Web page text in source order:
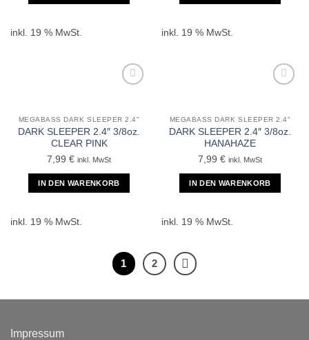
inkl. 19 % MwSt. inkl. 19 % MwSt.
MEGABASS DARK SLEEPER 2.4"
DARK SLEEPER 2.4″ 3/8oz.
CLEAR PINK
7,99 € inkl. MwSt
IN DEN WARENKORB
inkl. 19 % MwSt.
MEGABASS DARK SLEEPER 2.4"
DARK SLEEPER 2.4″ 3/8oz.
HANAHAZE
7,99 € inkl. MwSt
IN DEN WARENKORB
inkl. 19 % MwSt.
1 2
Impressum